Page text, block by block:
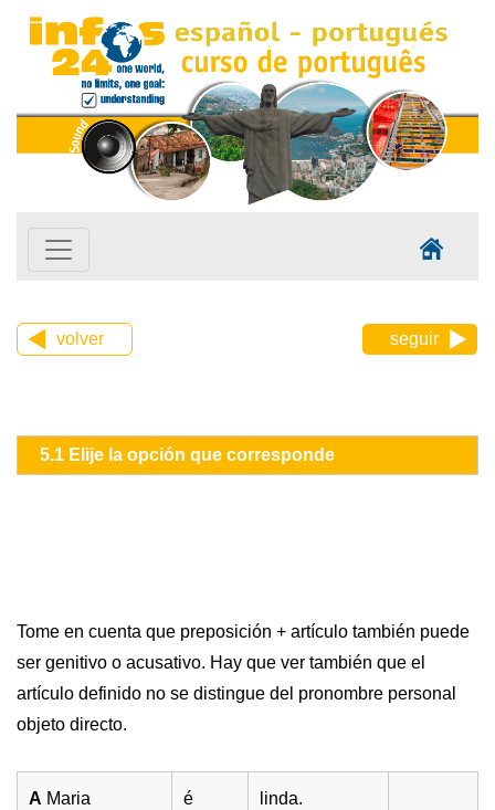
volver seguir
5.1 Elije la opción que corresponde
Tome en cuenta que preposición + artículo también puede
ser genitivo o acusativo. Hay que ver también que el
artículo definido no se distingue del pronombre personal
objeto directo.
A Maria é linda.